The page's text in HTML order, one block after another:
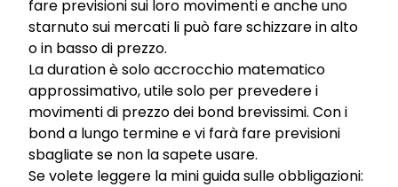
fare previsioni sui loro movimenti e anche uno
starnuto sui mercati li può fare schizzare in alto
o in basso di prezzo.
La duration è solo accrocchio matematico
approssimativo, utile solo per prevedere i
movimenti di prezzo dei bond brevissimi. Con i
bond a lungo termine e vi farà fare previsioni
sbagliate se non la sapete usare.
Se volete leggere la mini guida sulle obbligazioni: